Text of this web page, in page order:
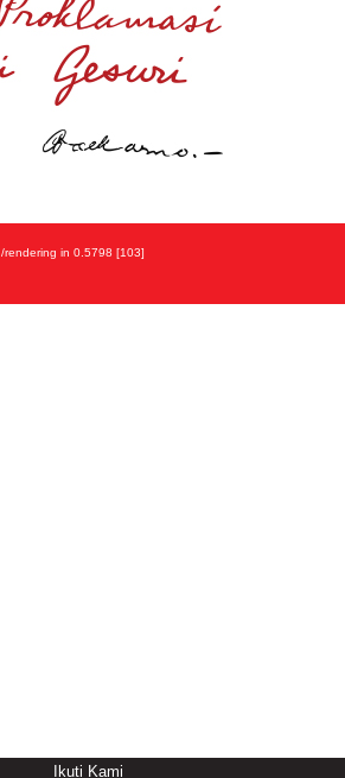
Ikuti Kami
/rendering in 0.5798 [103]